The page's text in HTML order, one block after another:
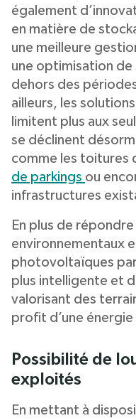
également
en matière de
une meilleure
une optimisation de
dehors des
ailleurs, les
limitent plus aux
se déclinent
comme les toitures
de parkings ou
infrastructures
En plus de
environnementaux
photovoltaïques
plus intelligente et
valorisant des
profit d’une
Possibilité de
exploités
En mettant à